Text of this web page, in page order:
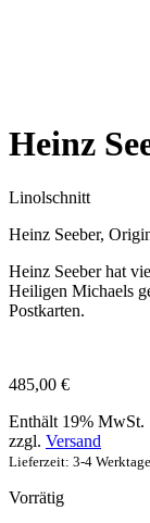
Heinz
Linolschnitt
Heinz Seeber,
Heinz Seeber hat
Heiligen Michaels
Postkarten.
485,00 €
Enthält 19% MwSt.
zzgl. Versand
Lieferzeit: 3-4 Werktage
Vorrätig